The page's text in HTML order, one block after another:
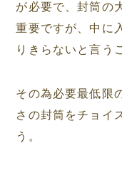
が必要で、封筒の
重要ですが、中に
りきらないと言う
その為必要最低限
さの封筒をチョイ
う。